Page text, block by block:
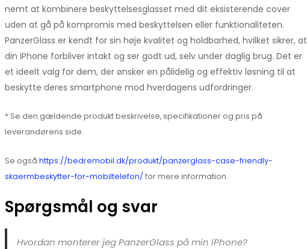
nemt at kombinere beskyttelsesglasset med dit eksisterende cover
uden at gå på kompromis med beskyttelsen eller funktionaliteten.
PanzerGlass er kendt for sin høje kvalitet og holdbarhed, hvilket sikrer, at
din iPhone forbliver intakt og ser godt ud, selv under daglig brug. Det er
et ideelt valg for dem, der ønsker en pålidelig og effektiv løsning til at
beskytte deres smartphone mod hverdagens udfordringer.
* Se den gældende produkt beskrivelse, specifikationer og pris på
leverandørens side.
Se også https://bedremobil.dk/produkt/panzerglass-case-friendly-
skaermbeskytter-for-mobiltelefon/ for mere information.
Spørgsmål og svar
Hvordan monterer jeg PanzerGlass på min iPhone?